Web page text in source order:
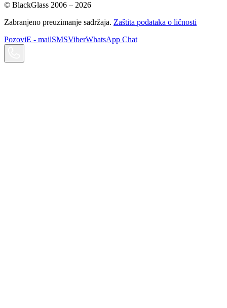
© BlackGlass 2006 – 2026
Zabranjeno preuzimanje sadržaja. Zaštita podataka o ličnosti
PozoviE - mailSMSViberWhatsApp Chat